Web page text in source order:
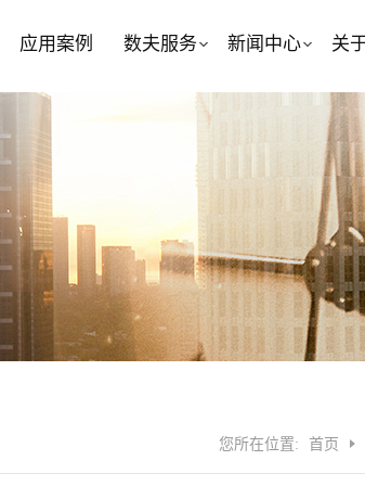
应用案例 数夫服务 新闻中心 关
您所在位置: 首页